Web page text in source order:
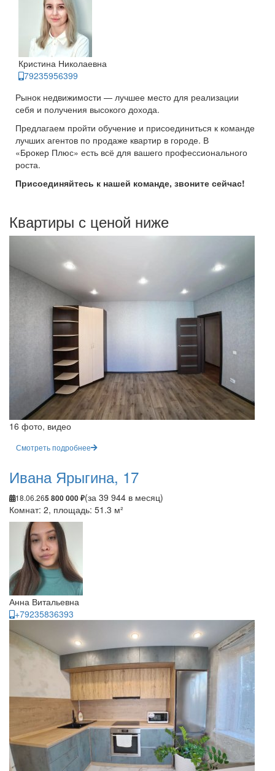
Кристина Николаевна
79235956399
Рынок недвижимости — лучшее место для реализации
себя и получения высокого дохода.
Предлагаем пройти обучение и присоединиться к команде
лучших агентов по продаже квартир в городе. В
«Брокер Плюс» есть всё для вашего профессионального
роста.
Присоединяйтесь к нашей команде, звоните сейчас!
Квартиры с ценой ниже
16 фото, видео
Смотреть подробнее
Ивана Ярыгина, 17
18.06.265 800 000 ₽(за 39 944 в месяц)
Комнат: 2, площадь: 51.3 м²
Анна Витальевна
+79235836393